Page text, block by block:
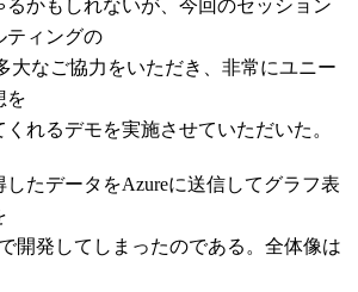
るかもしれないが、今回のセッション
ティングの
大なご協力をいただき、非常にユニー
を
れるデモを実施させていただいた。
したデータをAzureに送信してグラフ表
開発してしまったのである。全体像は